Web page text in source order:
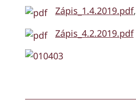
Zápis_1.4.2019.pdf,
Zápis_4.2.2019.pdf